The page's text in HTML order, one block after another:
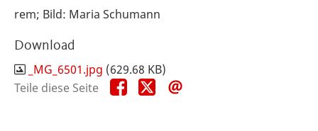
rem; Bild: Maria Schumann
Download
_MG_6501.jpg (629.68 KB)
Teile diese Seite
Teile
diese
Teile
diese